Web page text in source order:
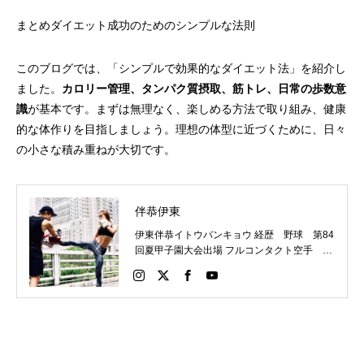
まとめダイエット成功のためのシンプルな法則
このブログでは、「シンプルで効果的なダイエット法」を紹介し
ました。 カロリー管理、タンパク質摂取、筋トレ、日常の歩数意
識が基本です。まずは無理なく、楽しめる方法で取り組み、健康
的な体作りを目指しましょう。理想の体型に近づくために、日々
の小さな積み重ねが大切です。
伴恭伊東
伊東伴恭イトウバンキョウ 経歴 野球 第84
回夏甲子園大会出場 フルコンタクト空手 日
パーライト級新人王 FOKウェルター級王者
WMCライト級日本王者 トレーニング依頼は